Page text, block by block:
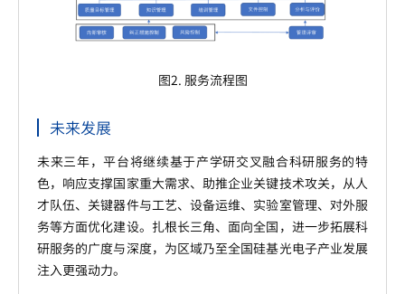
图2. 服务流程图
未来发展
未来三年，平台将继续基于产学研交叉融合科研服务的特
色，响应支撑国家重大需求、助推企业关键技术攻关，从人
才队伍、关键器件与工艺、设备运维、实验室管理、对外服
务等方面优化建设。扎根长三角、面向全国，进一步拓展科
研服务的广度与深度，为区域乃至全国硅基光电子产业发展
注入更强动力。